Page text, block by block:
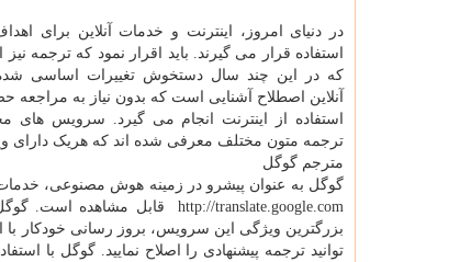
در دنیای امروز، اینترنت و خدمات آنلاین برای
استفاده قرار می گیرند. باید اقرار نمود که ترجمه
که در این چند سال دستخوش تغییرات اساسی
آنلاین اصطلاح آشنایی است که بدون نیاز به مراجعه
استفاده از اینترنت انجام می گیرد. سرویس های
ترجمه متون مختلف معرفی شده اند که هریک دارای
مترجم گوگل
گوگل به عنوان پیشرو در زمینه هوش مصنوعی، خدمات
http://translate.google.comقابل مشاهده است. گوگل
بزرگترین ویژگی این سرویس، بروز رسانی خودکار
توانید ترجمه پیشنهادی را اصلاح نمایید. گوگل با